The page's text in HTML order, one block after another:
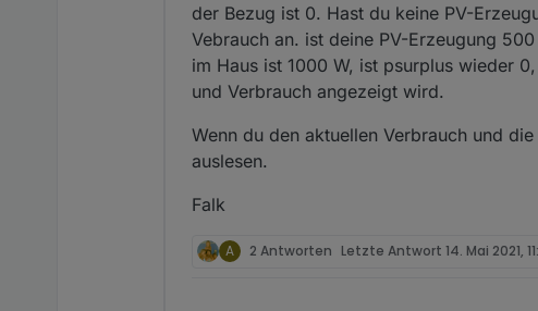
der Bezug ist 0. Hast du keine PV-
Vebrauch an. ist deine PV-Erzeugung
im Haus ist 1000 W, ist psurplus wieder
und Verbrauch angezeigt wird.
Wenn du den aktuellen Verbrauch und
auslesen.
Falk
A 2 Antworten Letzte Antwort 14. Mai 2021,